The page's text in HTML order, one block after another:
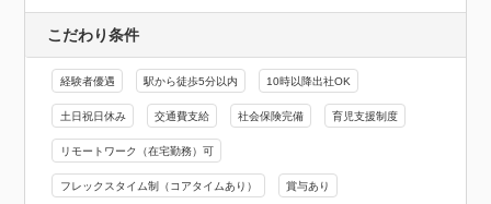
こだわり条件
経験者優遇 駅から徒歩5分以内 10時以降出社OK
土日祝日休み 交通費支給 社会保険完備 育児支援制度
リモートワーク（在宅勤務）可
フレックスタイム制（コアタイムあり） 賞与あり